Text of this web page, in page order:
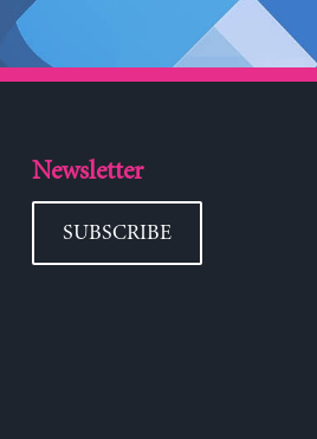
Newsletter
SUBSCRIBE